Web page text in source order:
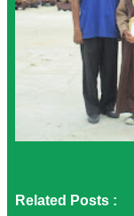
Related Posts :